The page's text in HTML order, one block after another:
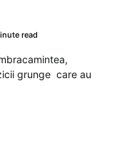
read
grunge care au